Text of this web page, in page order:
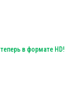
в формате HD!